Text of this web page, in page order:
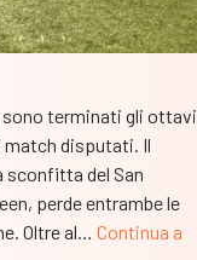
sono terminati gli ottavi
match disputati. Il
sconfitta del San
perde entrambe le
Oltre al… Continua a